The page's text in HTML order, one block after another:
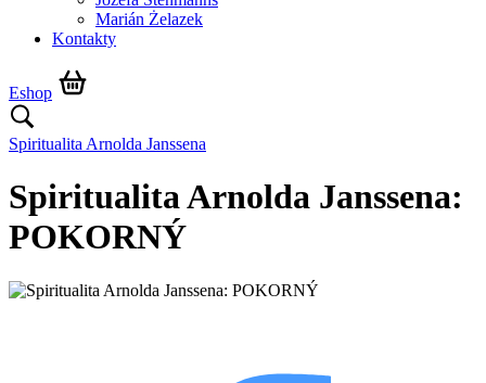
Marián Żelazek
Kontakty
Eshop
Spiritualita Arnolda Janssena
Spiritualita Arnolda Janssena:
POKORNÝ